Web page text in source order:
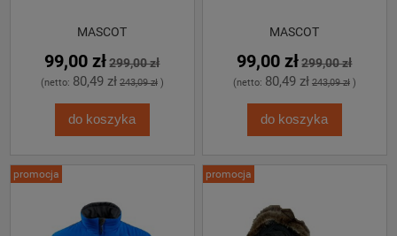
MASCOT
99,00 zł 299,00 zł
(netto: 80,49 zł 243,09 zł)
do koszyka
MASCOT
99,00 zł 299,00 zł
(netto: 80,49 zł 243,09 zł)
do koszyka
promocja promocja